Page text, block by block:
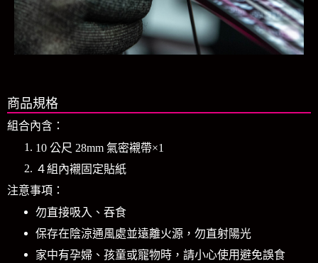
商品規格
組合內含：
10 公尺 28mm 氣密襯帶×1
４組內襯固定貼紙
注意事項：
勿直接吸入、吞食
保存在陰涼通風處並遠離火源，勿直射陽光
家中有孕婦、孩童或寵物時，請小心使用避免誤食